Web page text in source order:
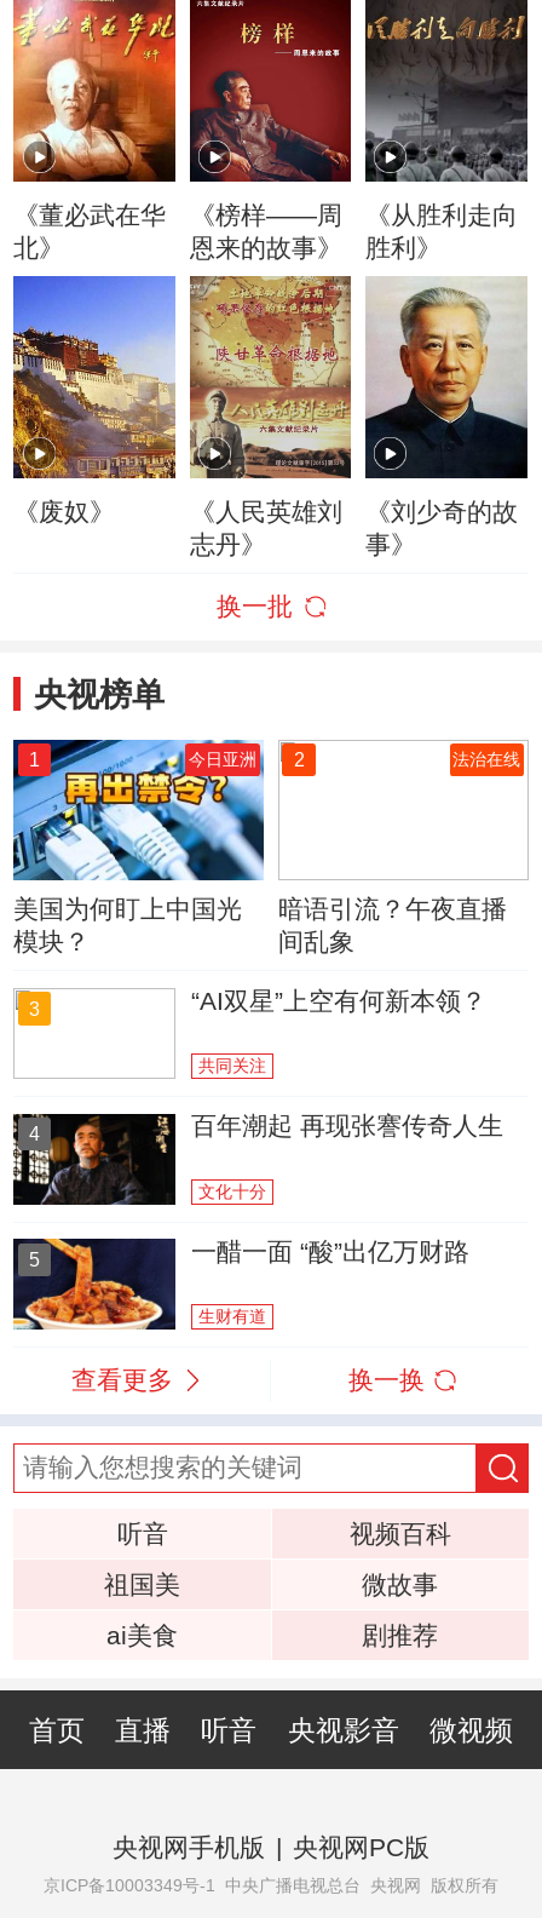
《董必武在华
北》
《榜样——周
恩来的故事》
《从胜利走向
胜利》
《废奴》
《人民英雄刘
志丹》
《刘少奇的故
事》
换一批
央视榜单
1 今日亚洲
美国为何盯上中国光
模块？
2 法治在线
暗语引流？午夜直播
间乱象
3 “AI双星”上空有何新本领？
共同关注
4 百年潮起 再现张謇传奇人生
文化十分
5 一醋一面 “酸”出亿万财路
生财有道
查看更多 换一换
听音
视频百科
祖国美
微故事
ai美食
剧推荐
首页 直播 听音 央视影音 微视频
央视网手机版 | 央视网PC版
京ICP备10003349号-1 中央广播电视总台 央视网 版权所有